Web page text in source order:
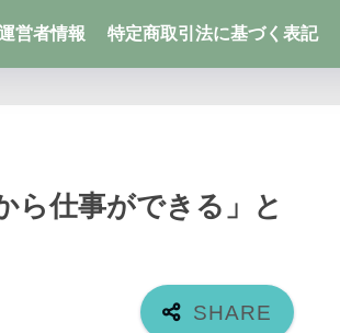
営者情報 特定商取引法に基づく表記
ら仕事ができる」と